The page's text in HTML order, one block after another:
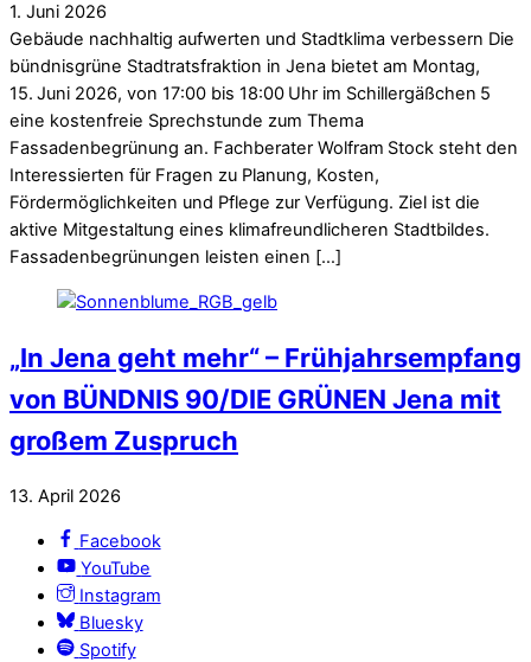
1. Juni 2026
Gebäude nachhaltig aufwerten und Stadtklima verbessern Die
bündnisgrüne Stadtratsfraktion in Jena bietet am Montag,
15. Juni 2026, von 17:00 bis 18:00 Uhr im Schillergäßchen 5
eine kostenfreie Sprechstunde zum Thema
Fassadenbegrünung an. Fachberater Wolfram Stock steht den
Interessierten für Fragen zu Planung, Kosten,
Fördermöglichkeiten und Pflege zur Verfügung. Ziel ist die
aktive Mitgestaltung eines klimafreundlicheren Stadtbildes.
Fassadenbegrünungen leisten einen […]
„In Jena geht mehr“ – Frühjahrsempfang
von BÜNDNIS 90/DIE GRÜNEN Jena mit
großem Zuspruch
13. April 2026
Facebook
YouTube
Instagram
Bluesky
Spotify